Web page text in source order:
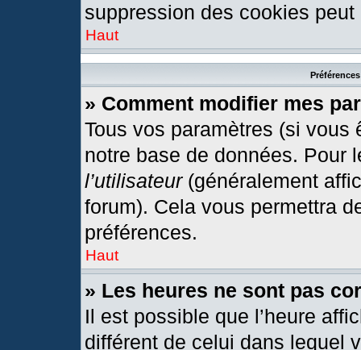
suppression des cookies peut
Haut
» Comment modifier mes
Tous vos paramètres (si
notre base de données. Pour
l’utilisateur(généralement
forum). Cela vous permettra
préférences.
Haut
» Les heures ne sont pas
Il est possible que l’heure
différent de celui dans lequel